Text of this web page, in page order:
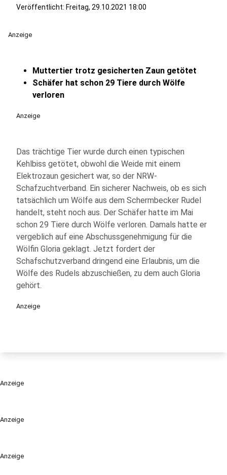
Anzeige
Anzeige
Veröffentlicht: Freitag, 29.10.2021 18:00
Anzeige
Muttertier trotz gesicherten Zaun getötet
Schäfer hat schon 29 Tiere durch Wölfe
verloren
Anzeige
Das trächtige Tier wurde durch einen typischen
Kehlbiss getötet, obwohl die Weide mit einem
Elektrozaun gesichert war, so der NRW-
Schafzuchtverband. Ein sicherer Nachweis, ob es sich
tatsächlich um Wölfe aus dem Schermbecker Rudel
handelt, steht noch aus. Der Schäfer hatte im Mai
schon 29 Tiere durch Wölfe verloren. Damals hatte er
vergeblich auf eine Abschussgenehmigung für die
Wölfin Gloria geklagt. Jetzt fordert der
Schafschutzverband dringend eine Erlaubnis, um die
Wölfe des Rudels abzuschießen, zu dem auch Gloria
gehört.
Anzeige
Anzeige